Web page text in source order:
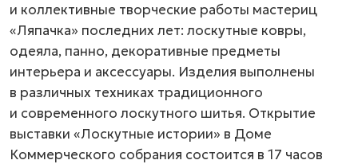
и коллективные творческие работы мастериц
«Ляпачка» последних лет: лоскутные ковры,
одеяла, панно, декоративные предметы
интерьера и аксессуары. Изделия выполнены
в различных техниках традиционного
и современного лоскутного шитья. Открытие
выставки «Лоскутные истории» в Доме
Коммерческого собрания состоится в 17 часов